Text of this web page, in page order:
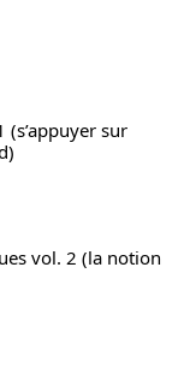
(s’appuyer sur
vol. 2 (la notion